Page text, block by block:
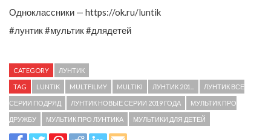
Одноклассники — https://ok.ru/luntik
#лунтик #мультик #длядетей
CATEGORY ЛУНТИК
TAG LUNTIK MULTFILMY MULTIKI ЛУНТИК 201... ЛУНТИК ВСЕ
СЕРИИ ПОДРЯД ЛУНТИК НОВЫЕ СЕРИИ 2019 ГОДА МУЛЬТИК ПРО
ДРУЖБУ МУЛЬТИК ПРО ЛУНТИКА МУЛЬТИКИ ДЛЯ ДЕТЕЙ